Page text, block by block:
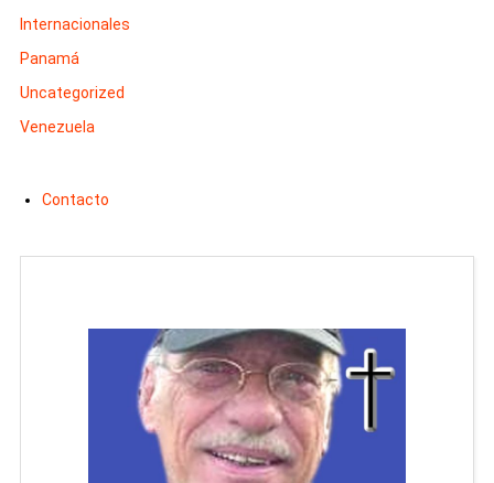
Internacionales
Panamá
Uncategorized
Venezuela
Contacto